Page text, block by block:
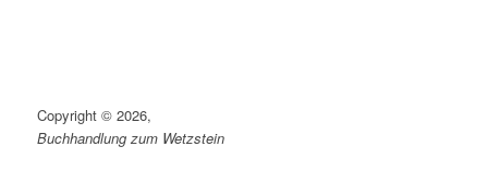
Copyright © 2026,
Buchhandlung zum Wetzstein